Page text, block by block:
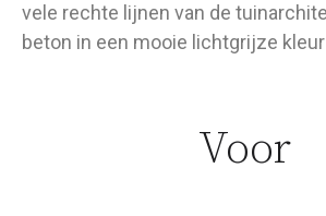
vele rechte lijnen van de
beton in een mooie lichtgrijze
Voor